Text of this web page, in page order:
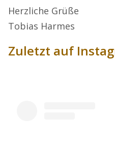
Herzliche Grüße
Tobias Harmes
Zuletzt auf